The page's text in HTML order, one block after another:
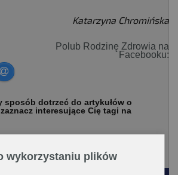
Katarzyna Chromińska
Polub Rodzinę Zdrowia na
Facebooku:
sposób dotrzeć do artykułów o
interesujące Cię tagi na
wykorzystaniu plików